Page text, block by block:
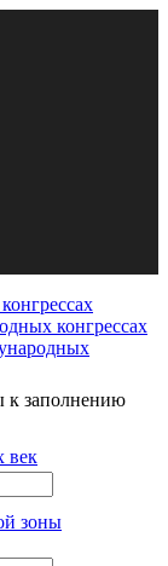
конгрессах
век
зоны
к заполнению